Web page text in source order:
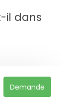
il dans
Demande